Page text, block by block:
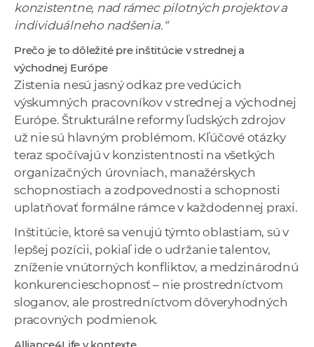
konzistentne, nad rámec pilotných projektov a
individuálneho nadšenia.“
Prečo je to dôležité pre inštitúcie v strednej a
východnej Európe
Zistenia nesú jasný odkaz pre vedúcich
výskumných pracovníkov v strednej a východnej
Európe. Štrukturálne reformy ľudských zdrojov
už nie sú hlavným problémom. Kľúčové otázky
teraz spočívajú v konzistentnosti na všetkých
organizačných úrovniach, manažérskych
schopnostiach a zodpovednosti a schopnosti
uplatňovať formálne rámce v každodennej praxi.
Inštitúcie, ktoré sa venujú týmto oblastiam, sú v
lepšej pozícii, pokiaľ ide o udržanie talentov,
zníženie vnútorných konfliktov, a medzinárodnú
konkurencieschopnosť – nie prostredníctvom
sloganov, ale prostredníctvom dôveryhodných
pracovných podmienok.